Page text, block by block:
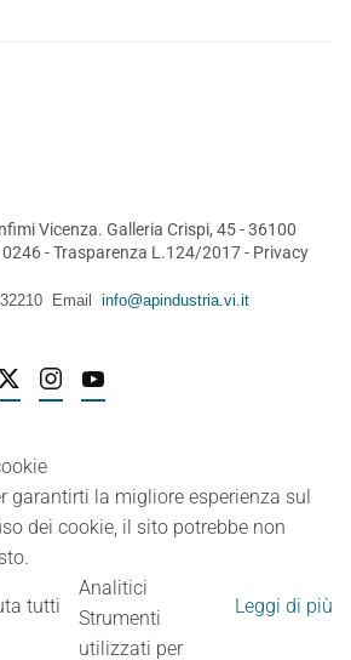
Vicenza. Galleria Crispi, 45 - 36100
-Trasparenza L.124/2017- Privacy
Email info@apindustria.vi.it
garantirti la migliore esperienza sul
dei cookie, il sito potrebbe non
tutti Leggi di più
Analitici
Strumenti
utilizzati per